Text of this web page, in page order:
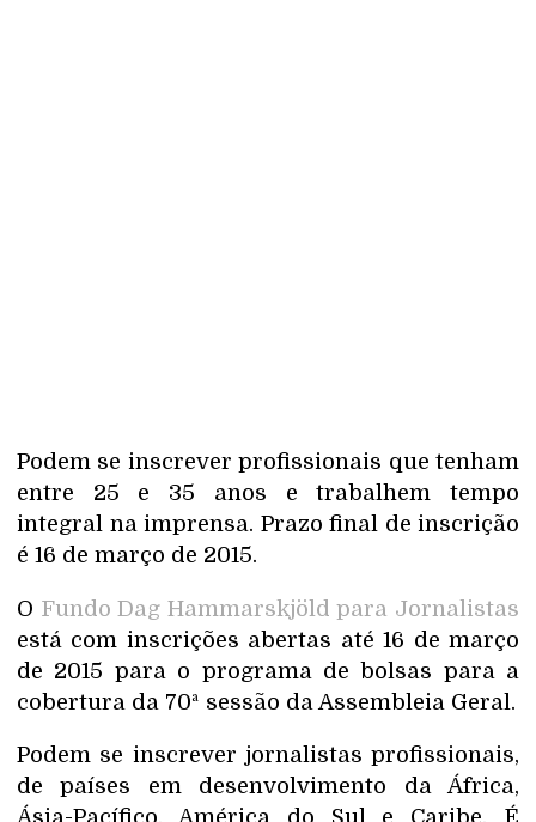
Podem se inscrever profissionais que tenham
entre 25 e 35 anos e trabalhem tempo
integral na imprensa. Prazo final de inscrição
é 16 de março de 2015.
O Fundo Dag Hammarskjöld para Jornalistas
está com inscrições abertas até 16 de março
de 2015 para o programa de bolsas para a
cobertura da 70ª sessão da Assembleia Geral.
Podem se inscrever jornalistas profissionais,
de países em desenvolvimento da África,
Ásia-Pacífico, América do Sul e Caribe. É